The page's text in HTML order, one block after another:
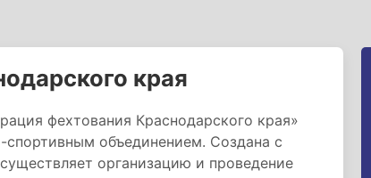
края
фехтования Краснодарского края»
спортивным объединением. Создана с
организацию и проведение